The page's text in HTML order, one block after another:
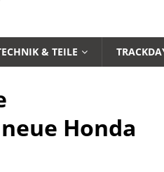
& TEILE
Honda